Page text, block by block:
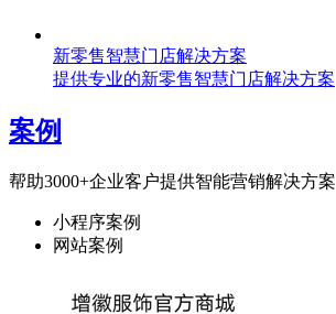
新零售智慧门店解决方案
提供专业的新零售智慧门店解决方案
案例
帮助3000+企业客户提供智能营销解决方案
小程序案例
网站案例